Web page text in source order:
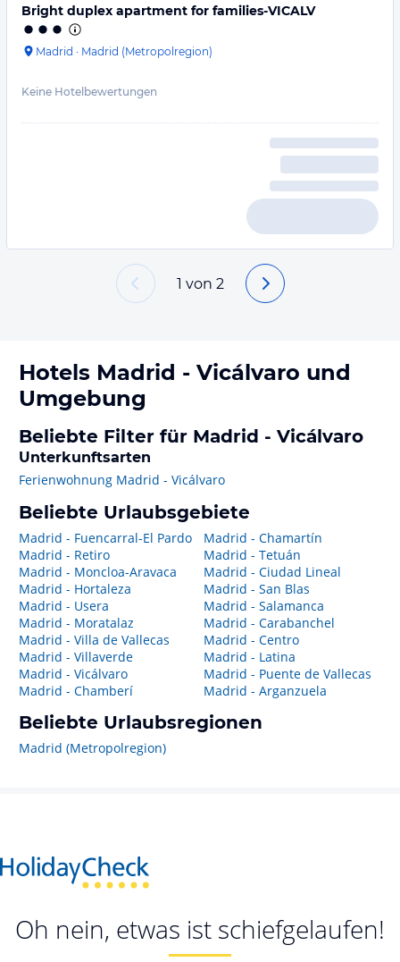
Bright duplex apartment for families-VICALV
Madrid · Madrid (Metropolregion)
Keine Hotelbewertungen
1 von 2
Hotels Madrid - Vicálvaro und
Umgebung
Beliebte Filter für Madrid - Vicálvaro
Unterkunftsarten
Ferienwohnung Madrid - Vicálvaro
Beliebte Urlaubsgebiete
Madrid - Fuencarral-El Pardo
Madrid - Retiro
Madrid - Moncloa-Aravaca
Madrid - Hortaleza
Madrid - Usera
Madrid - Moratalaz
Madrid - Villa de Vallecas
Madrid - Villaverde
Madrid - Vicálvaro
Madrid - Chamberí
Madrid - Chamartín
Madrid - Tetuán
Madrid - Ciudad Lineal
Madrid - San Blas
Madrid - Salamanca
Madrid - Carabanchel
Madrid - Centro
Madrid - Latina
Madrid - Puente de Vallecas
Madrid - Arganzuela
Beliebte Urlaubsregionen
Madrid (Metropolregion)
Oh nein, etwas ist schiefgelaufen!